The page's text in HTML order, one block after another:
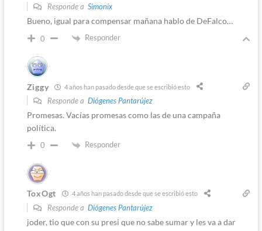
Responde a Simonix
Bueno, igual para compensar mañana hablo de DeFalco…
0 Responder
Ziggy 4 años han pasado desde que se escribió esto
Responde a Diógenes Pantarújez
Promesas. Vacías promesas como las de una campaña
política.
0 Responder
ToxOgt 4 años han pasado desde que se escribió esto
Responde a Diógenes Pantarújez
joder, tio que con su presi que no sabe sumar y les va a dar